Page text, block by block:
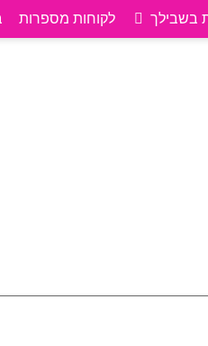
בשבילך לקוחות מספרות